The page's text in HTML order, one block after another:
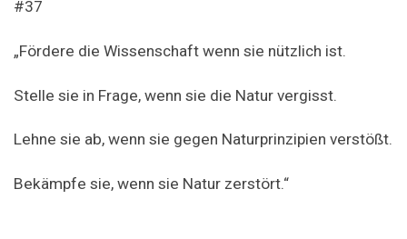
#37
„Fördere die Wissenschaft wenn sie nützlich ist.
Stelle sie in Frage, wenn sie die Natur vergisst.
Lehne sie ab, wenn sie gegen Naturprinzipien verstößt.
Bekämpfe sie, wenn sie Natur zerstört.“